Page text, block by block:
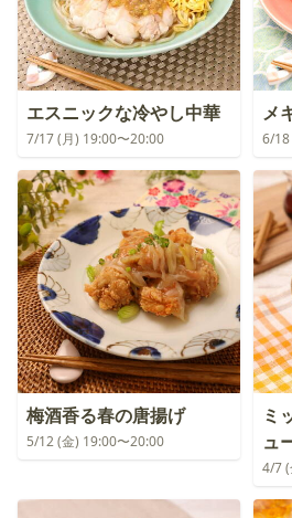
エスニックな冷やし中華
7/17 (月) 19:00〜20:00
メ
6/18
梅酒香る春の唐揚げ
5/12 (金) 19:00〜20:00
ミ
ュ
4/7